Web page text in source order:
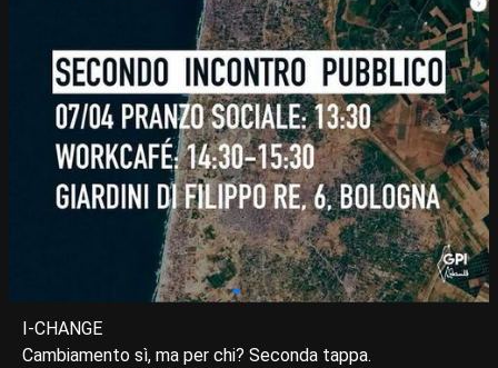
I-CHANGE
Cambiamento sì, ma per chi? Seconda tappa.